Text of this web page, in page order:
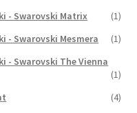
- Swarovski Matrix
(1)
- Swarovski Mesmera
(1)
- Swarovski The Vienna
(1)
(4)